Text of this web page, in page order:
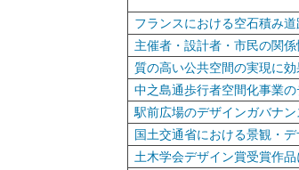
フランスにおける空石積み
主催者・設計者・市民の関
質の高い公共空間の実現に
中之島通歩行者空間化事業の
駅前広場のデザインガバナ
国土交通省における景観・
土木学会デザイン賞受賞作